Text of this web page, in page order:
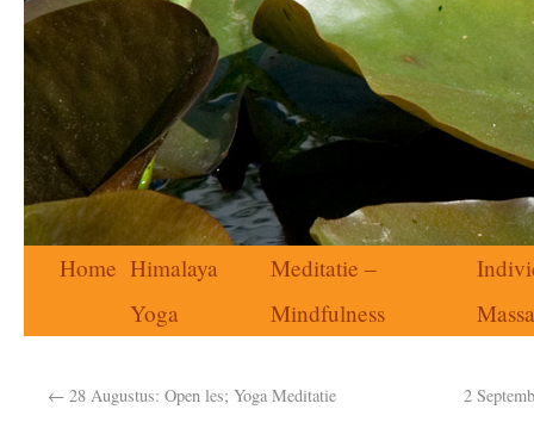
Home Himalaya
Yoga
Meditatie –
Mindfulness
← 28 Augustus: Open les; Yoga Meditatie 2